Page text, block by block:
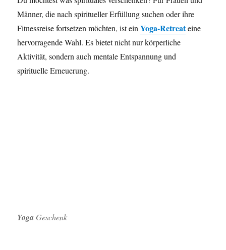
Männer, die nach spiritueller Erfüllung suchen oder ihre
Fitnessreise fortsetzen möchten, ist einYoga-Retreateine
hervorragende Wahl. Es bietet nicht nur körperliche
Aktivität, sondern auch mentale Entspannung und
spirituelle Erneuerung.
Yoga Geschenk